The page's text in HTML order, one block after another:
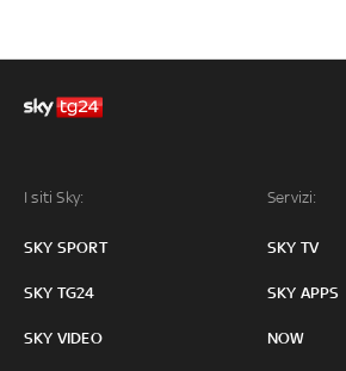
I siti Sky:
SKY SPORT
SKY TG24
SKY VIDEO
Servizi:
SKY TV
SKY APPS
NOW